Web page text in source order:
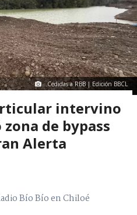
Cedidas a RBB | Edición BBCL
intervino
de bypass
Alerta
Bío Bío en Chiloé